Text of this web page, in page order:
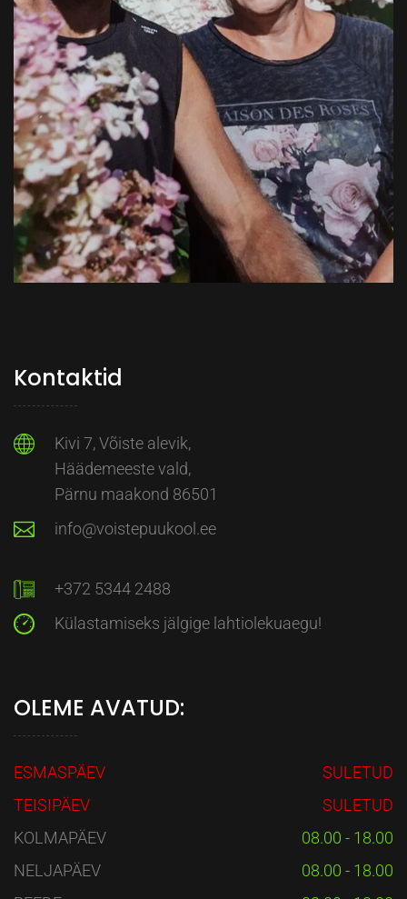
Kontaktid
Kivi 7, Võiste alevik,
Häädemeeste vald,
Pärnu maakond 86501
info@voistepuukool.ee
+372 5344 2488
Külastamiseks jälgige lahtiolekuaegu!
OLEME AVATUD:
ESMASPÄEV
SULETUD
TEISIPÄEV
SULETUD
KOLMAPÄEV
08.00 - 18.00
NELJAPÄEV
08.00 - 18.00